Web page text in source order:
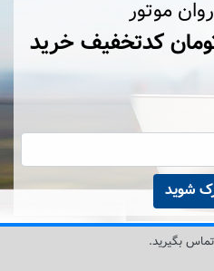
موتور
۱۰ هزار تومان کد‌تخفیف خرید
شوید
بگیرید.